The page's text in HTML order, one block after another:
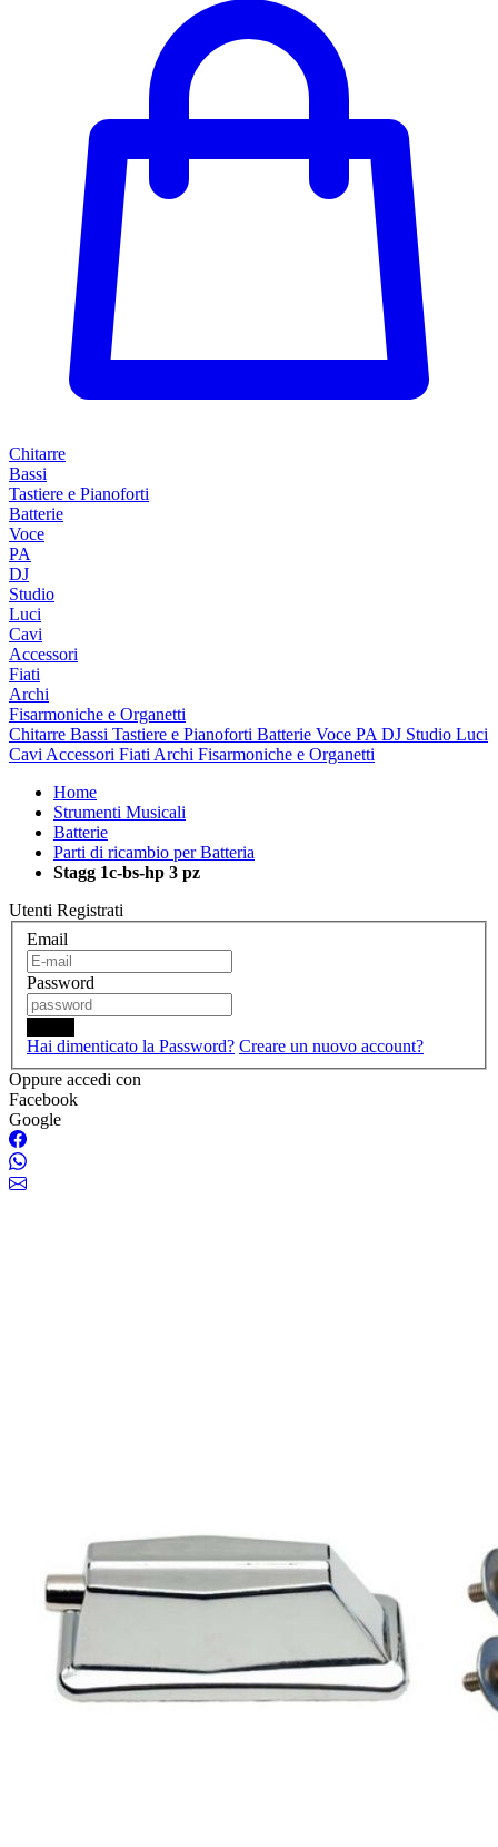
Chitarre
Bassi
Tastiere e Pianoforti
Batterie
Voce
PA
DJ
Studio
Luci
Cavi
Accessori
Fiati
Archi
Fisarmoniche e Organetti
Chitarre Bassi Tastiere e Pianoforti Batterie Voce PA DJ Studio Luci
Cavi Accessori Fiati Archi Fisarmoniche e Organetti
Home
Strumenti Musicali
Batterie
Parti di ricambio per Batteria
Stagg 1c-bs-hp 3 pz
Utenti Registrati
Email
Password
Hai dimenticato la Password? Creare un nuovo account?
Oppure accedi con
Facebook
Google